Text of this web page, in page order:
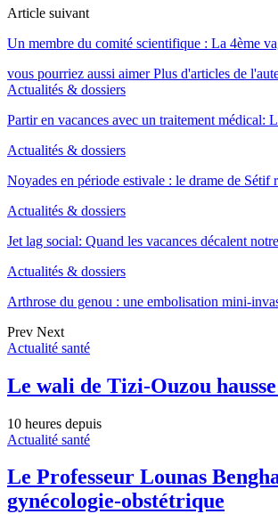
Article suivant
Un membre du comité scientifique : La 4ème
vous pourriez aussi aimer Plus d'articles de
Actualités & dossiers
Partir en vacances avec un traitement médical:
Actualités & dossiers
Noyades en période estivale : le drame de
Actualités & dossiers
Jet lag social: Quand les vacances décalent
Actualités & dossiers
Arthrose du genou : une embolisation mini-
Prev Next
Actualité santé
Le wali de Tizi-Ouzou
10 heures depuis
Actualité santé
Le Professeur Lounas
gynécologie-obstétrique